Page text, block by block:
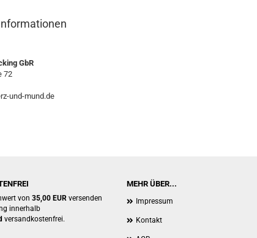
GbR
72
und-mund.de
MEHR ÜBER...
Impressum
Kontakt
von 35,00 EUR versenden
innerhalb
versandkostenfrei.